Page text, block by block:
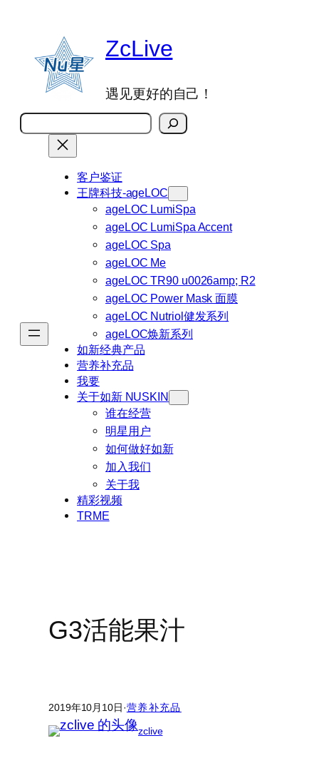
ZcLive
遇见更好的自己！
搜
索
客户鉴证
王牌科技-ageLOC
ageLOC LumiSpa
ageLOC LumiSpa Accent
ageLOC Spa
ageLOC Me
ageLOC TR90 u0026amp; R2
ageLOC Power Mask 面膜
ageLOC Nutriol健发系列
ageLOC焕新系列
如新经典产品
营养补充品
我要
关于如新 NUSKIN
谁在经营
明星用户
如何做好如新
加入我们
关于我
精彩视频
TRME
G3活能果汁
2019年10月10日·营养补充品
zclive